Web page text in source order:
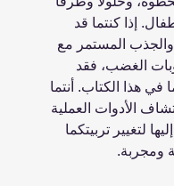
إذا كنتما قد
المستمر مع
الغضب، فقد
في هذا الكتاب. أنتما
الأدوات العملية
لتغيير تربيتكما
ومجربة.